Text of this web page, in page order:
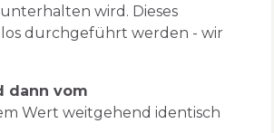
wird. Dieses
durchgeführt werden - wir
dann vom
Wert weitgehend identisch